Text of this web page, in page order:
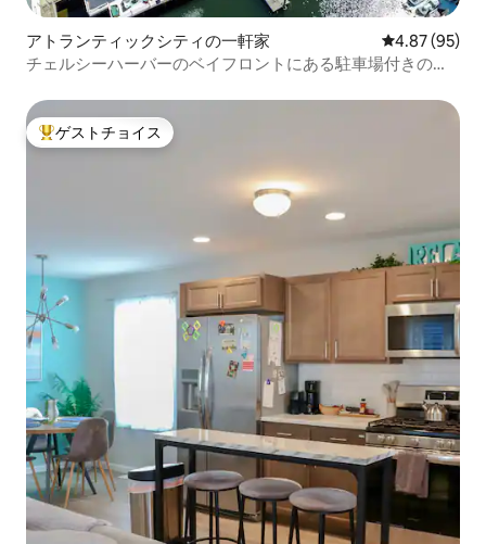
アトランティックシティの一軒家 レビュー95
4.87 (95)
チェルシーハーバーのベイフロントにある駐車場付きの一
大好評のゲストチョイスです。
ゲストチョイス